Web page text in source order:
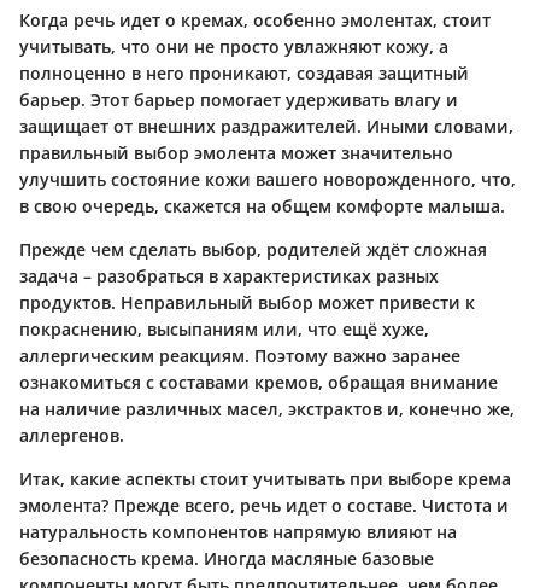
Когда речь идет о кремах, особенно эмолентах, стоит
учитывать, что они не просто увлажняют кожу, а
полноценно в него проникают, создавая защитный
барьер. Этот барьер помогает удерживать влагу и
защищает от внешних раздражителей. Иными словами,
правильный выбор эмолента может значительно
улучшить состояние кожи вашего новорожденного, что,
в свою очередь, скажется на общем комфорте малыша.
Прежде чем сделать выбор, родителей ждёт сложная
задача – разобраться в характеристиках разных
продуктов. Неправильный выбор может привести к
покраснению, высыпаниям или, что ещё хуже,
аллергическим реакциям. Поэтому важно заранее
ознакомиться с составами кремов, обращая внимание
на наличие различных масел, экстрактов и, конечно же,
аллергенов.
Итак, какие аспекты стоит учитывать при выборе крема
эмолента? Прежде всего, речь идет о составе. Чистота и
натуральность компонентов напрямую влияют на
безопасность крема. Иногда масляные базовые